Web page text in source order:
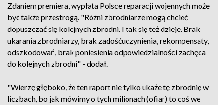
Zdaniem premiera, wypłata Polsce reparacji wojennych może
być także przestrogą. "Różni zbrodniarze mogą chcieć
dopuszczać się kolejnych zbrodni. I tak się też dzieje. Brak
ukarania zbrodniarzy, brak zadośćuczynienia, rekompensaty,
odszkodowań, brak poniesienia odpowiedzialności zachęca
do kolejnych zbrodni" - dodał.
"Wierzę głęboko, że ten raport nie tylko ukaże tę zbrodnię w
liczbach, bo jak mówimy o tych milionach (ofiar) to coś we